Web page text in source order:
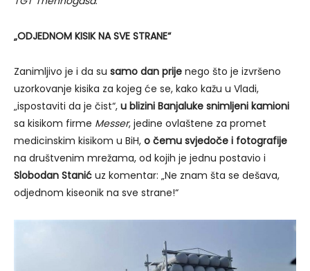
„ODJEDNOM KISIK NA SVE STRANE“
Zanimljivo je i da su samo dan prije nego što je izvršeno
uzorkovanje kisika za kojeg će se, kako kažu u Vladi,
„ispostaviti da je čist“, u blizini Banjaluke snimljeni kamioni
sa kisikom firme Messer, jedine ovlaštene za promet
medicinskim kisikom u BiH, o čemu svjedoče i fotografije
na društvenim mrežama, od kojih je jednu postavio i
Slobodan Stanić uz komentar: „Ne znam šta se dešava,
odjednom kiseonik na sve strane!“